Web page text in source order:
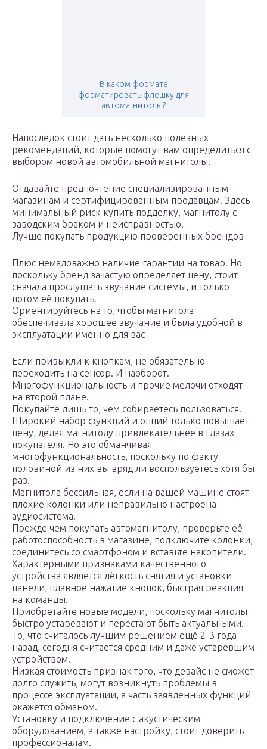
В каком формате
форматировать флешку для
автомагнитолы?
Напоследок стоит дать несколько полезных
рекомендаций, которые помогут вам определиться с
выбором новой автомобильной магнитолы.
Отдавайте предпочтение специализированным
магазинам и сертифицированным продавцам. Здесь
минимальный риск купить подделку, магнитолу с
заводским браком и неисправностью.
Лучше покупать продукцию проверенных брендов
Плюс немаловажно наличие гарантии на товар. Но
поскольку бренд зачастую определяет цену, стоит
сначала прослушать звучание системы, и только
потом её покупать.
Ориентируйтесь на то, чтобы магнитола
обеспечивала хорошее звучание и была удобной в
эксплуатации именно для вас
Если привыкли к кнопкам, не обязательно
переходить на сенсор. И наоборот.
Многофункциональность и прочие мелочи отходят
на второй плане.
Покупайте лишь то, чем собираетесь пользоваться.
Широкий набор функций и опций только повышает
цену, делая магнитолу привлекательнее в глазах
покупателя. Но это обманчивая
многофункциональность, поскольку по факту
половиной из них вы вряд ли воспользуетесь хотя бы
раз.
Магнитола бессильная, если на вашей машине стоят
плохие колонки или неправильно настроена
аудиосистема.
Прежде чем покупать автомагнитолу, проверьте её
работоспособность в магазине, подключите колонки,
соединитесь со смартфоном и вставьте накопители.
Характерными признаками качественного
устройства является лёгкость снятия и установки
панели, плавное нажатие кнопок, быстрая реакция
на команды.
Приобретайте новые модели, поскольку магнитолы
быстро устаревают и перестают быть актуальными.
То, что считалось лучшим решением ещё 2-3 года
назад, сегодня считается средним и даже устаревшим
устройством.
Низкая стоимость признак того, что девайс не сможет
долго служить, могут возникнуть проблемы в
процессе эксплуатации, а часть заявленных функций
окажется обманом.
Установку и подключение с акустическим
оборудованием, а также настройку, стоит доверить
профессионалам.